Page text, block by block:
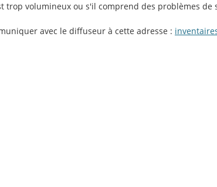
trop volumineux ou s'il comprend des problèmes
avec le diffuseur à cette adresse :